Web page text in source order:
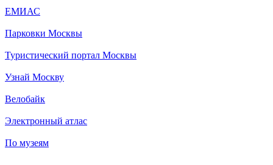
ЕМИАС
Парковки Москвы
Туристический портал Москвы
Узнай Москву
Велобайк
Электронный атлас
По музеям